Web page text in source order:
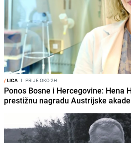
/LICA I PRIJE OKO 2H
Ponos Bosne i Hercegovine: Hena
prestižnu nagradu Austrijske